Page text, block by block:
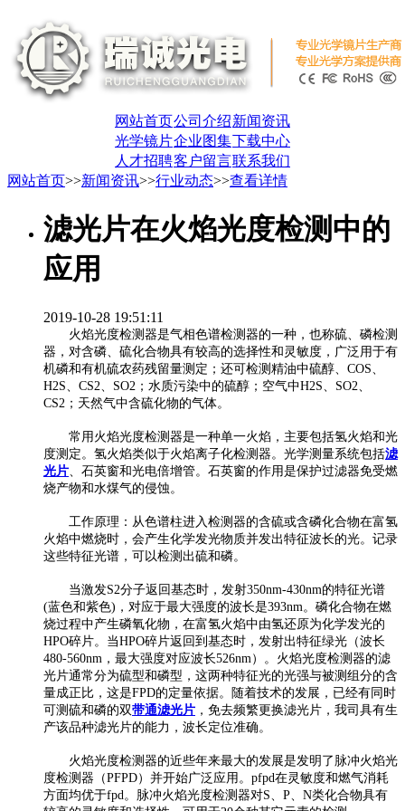
网站首页公司介绍新闻资讯
光学镜片企业图集下载中心
人才招聘客户留言联系我们
网站首页>>新闻资讯>>行业动态>>查看详情
滤光片在火焰光度检测中的
应用
2019-10-28 19:51:11
火焰光度检测器是气相色谱检测器的一种，也称硫、磷检测
器，对含磷、硫化合物具有较高的选择性和灵敏度，广泛用于有
机磷和有机硫农药残留量测定；还可检测精油中硫醇、COS、
H2S、CS2、SO2；水质污染中的硫醇；空气中H2S、SO2、
CS2；天然气中含硫化物的气体。
常用火焰光度检测器是一种单一火焰，主要包括氢火焰和光
度测定。氢火焰类似于火焰离子化检测器。光学测量系统包括滤
光片 、石英窗和光电倍增管。石英窗的作用是保护过滤器免受燃
烧产物和水煤气的侵蚀。
工作原理：从色谱柱进入检测器的含硫或含磷化合物在富氢
火焰中燃烧时，会产生化学发光物质并发出特征波长的光。记录
这些特征光谱，可以检测出硫和磷。
当激发S2分子返回基态时，发射350nm-430nm的特征光谱
(蓝色和紫色)，对应于最大强度的波长是393nm。磷化合物在燃
烧过程中产生磷氧化物，在富氢火焰中由氢还原为化学发光的
HPO碎片。当HPO碎片返回到基态时，发射出特征绿光（波长
480-560nm，最大强度对应波长526nm）。火焰光度检测器的滤
光片通常分为硫型和磷型，这两种特征光的光强与被测组分的含
量成正比，这是FPD的定量依据。随着技术的发展，已经有同时
可测硫和磷的双带通滤光片 ，免去频繁更换滤光片，我司具有生
产该品种滤光片的能力，波长定位准确。
火焰光度检测器的近些年来最大的发展是发明了脉冲火焰光
度检测器（PFPD）并开始广泛应用。pfpd在灵敏度和燃气消耗
方面均优于fpd。脉冲火焰光度检测器对S、P、N类化合物具有